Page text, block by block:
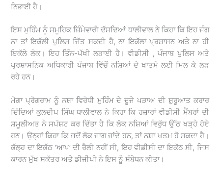
ਨਿਭਾਈ ਹੈ।
ਇਸ ਮੁਹਿੰਮ ਨੂੰ ਸਮੂਹਿਕ ਜ਼ਿੰਮੇਵਾਰੀ ਦੱਸਦਿਆਂ ਧਾਲੀਵਾਲ ਨੇ ਕਿਹਾ ਕਿ ਇਹ ਜੰਗ
ਨਾ ਤਾਂ ਇਕੱਲੀ ਪੁਲਿਸ ਜਿੱਤ ਸਕਦੀ ਹੈ, ਨਾ ਇਕੱਲਾ ਪ੍ਰਸ਼ਾਸਨ ਅਤੇ ਨਾ ਹੀ
ਇਕੱਲੇ ਲੋਕ। ਇਹ ਤਿੰਨ-ਪੱਖੀ ਲੜਾਈ ਹੈ। ਵੀਡੀਸੀ , ਪੰਜਾਬ ਪੁਲਿਸ ਅਤੇ
ਪ੍ਰਸ਼ਾਸਨਿਕ ਅਧਿਕਾਰੀ ਪੰਜਾਬ ਵਿੱਚੋਂ ਨਸ਼ਿਆਂ ਦੇ ਖਾਤਮੇ ਲਈ ਮਿਲ ਕੇ ਲੜ
ਰਹੇ ਹਨ।
ਮੋਗਾ ਪ੍ਰੋਗਰਾਮ ਨੂੰ ਨਸ਼ਾ ਵਿਰੋਧੀ ਮੁਹਿੰਮ ਦੇ ਦੂਜੇ ਪੜਾਅ ਦੀ ਸ਼ੁਰੂਆਤ ਕਰਾਰ
ਦਿੰਦਿਆਂ ਕੁਲਦੀਪ ਸਿੰਘ ਧਾਲੀਵਾਲ ਨੇ ਕਿਹਾ ਕਿ ਹਜ਼ਾਰਾਂ ਵੀਡੀਸੀ ਮੈਂਬਰਾਂ ਦੀ
ਸ਼ਮੂਲੀਅਤ ਨੇ ਸਪੱਸ਼ਟ ਕਰ ਦਿੱਤਾ ਹੈ ਕਿ ਲੋਕ ਨਸ਼ਿਆਂ ਵਿਰੁੱਧ ਉੱਠ ਖੜ੍ਹੇ ਹੋਏ
ਹਨ। ਉਨ੍ਹਾਂ ਕਿਹਾ ਕਿ ਜਦੋਂ ਲੋਕ ਜਾਗ ਜਾਂਦੇ ਹਨ, ਤਾਂ ਨਸ਼ਾ ਖਤਮ ਹੋ ਸਕਦਾ ਹੈ।
ਕੱਲ੍ਹ ਦਾ ਇਕੱਠ ‘ਆਪ’ ਦੀ ਰੈਲੀ ਨਹੀਂ ਸੀ, ਇਹ ਵੀਡੀਸੀ ਦਾ ਇਕੱਠ ਸੀ, ਜਿਸ
ਕਾਰਨ ਮੁੱਖ ਸਕੱਤਰ ਅਤੇ ਡੀਜੀਪੀ ਨੇ ਇਸ ਨੂੰ ਸੰਬੋਧਨ ਕੀਤਾ।